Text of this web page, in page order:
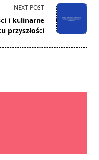
NEXT POST
i kulinarne
przyszłości